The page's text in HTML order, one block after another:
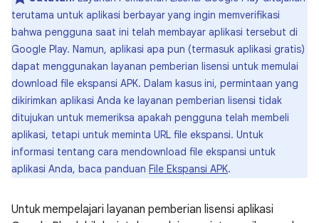
terutama untuk aplikasi berbayar yang ingin memverifikasi
bahwa pengguna saat ini telah membayar aplikasi tersebut di
Google Play. Namun, aplikasi apa pun (termasuk aplikasi gratis)
dapat menggunakan layanan pemberian lisensi untuk memulai
download file ekspansi APK. Dalam kasus ini, permintaan yang
dikirimkan aplikasi Anda ke layanan pemberian lisensi tidak
ditujukan untuk memeriksa apakah pengguna telah membeli
aplikasi, tetapi untuk meminta URL file ekspansi. Untuk
informasi tentang cara mendownload file ekspansi untuk
aplikasi Anda, baca panduan File Ekspansi APK.
Untuk mempelajari layanan pemberian lisensi aplikasi